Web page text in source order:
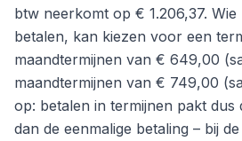
btw neerkomt op € 1.206,37.
betalen, kan kiezen voor een
maandtermijnen van € 649,00
maandtermijnen van € 749,00
op: betalen in termijnen pakt dus
dan de eenmalige betaling – bij